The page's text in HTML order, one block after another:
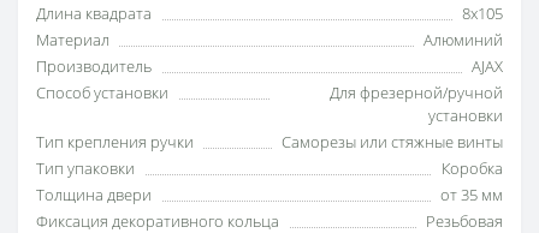
Длина квадрата
8x105
Материал
Алюминий
Производитель
AJAX
Способ установки
Для фрезерной/ручной
установки
Тип крепления ручки
Саморезы или стяжные винты
Тип упаковки
Коробка
Толщина двери
от 35 мм
Фиксация декоративного кольца
Резьбовая